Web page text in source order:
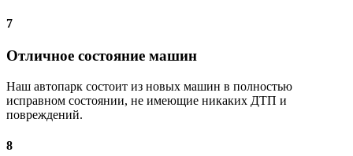
7
Отличное состояние машин
Наш автопарк состоит из новых машин в полностью
исправном состоянии, не имеющие никаких ДТП и
повреждений.
8